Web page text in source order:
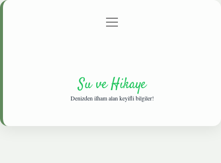
Gizlilik Politikası
menüyü
Su ve Hikaye
Denizden ilham alan keyifli bilgiler!